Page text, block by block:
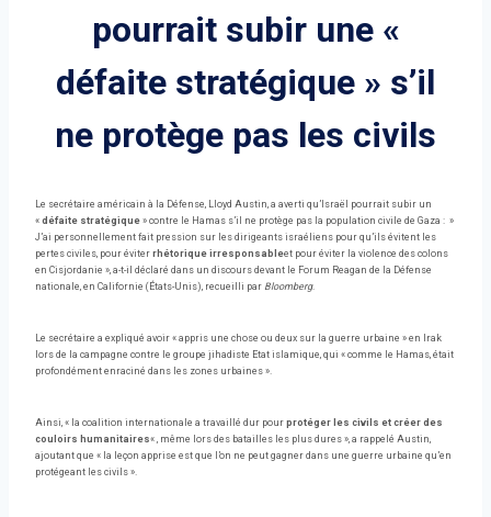
pourrait subir une «
défaite stratégique » s’il
ne protège pas les civils
Le secrétaire américain à la Défense, Lloyd Austin, a averti qu’Israël pourrait subir un
« défaite stratégique » contre le Hamas s’il ne protège pas la population civile de Gaza : »
J’ai personnellement fait pression sur les dirigeants israéliens pour qu’ils évitent les
pertes civiles, pour éviter rhétorique irresponsableet pour éviter la violence des colons
en Cisjordanie », a-t-il déclaré dans un discours devant le Forum Reagan de la Défense
nationale, en Californie (États-Unis), recueilli par Bloomberg.
Le secrétaire a expliqué avoir « appris une chose ou deux sur la guerre urbaine » en Irak
lors de la campagne contre le groupe jihadiste Etat islamique, qui « comme le Hamas, était
profondément enraciné dans les zones urbaines ».
Ainsi, « la coalition internationale a travaillé dur pour protéger les civils et créer des
couloirs humanitaires« , même lors des batailles les plus dures », a rappelé Austin,
ajoutant que « la leçon apprise est que l’on ne peut gagner dans une guerre urbaine qu’en
protégeant les civils ».